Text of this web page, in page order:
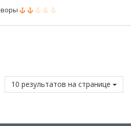
10 результатов на странице